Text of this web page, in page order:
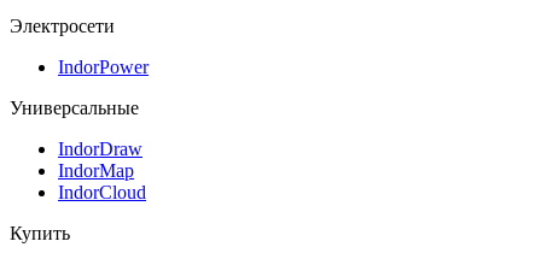
Электросети
IndorPower
Универсальные
IndorDraw
IndorMap
IndorCloud
Купить